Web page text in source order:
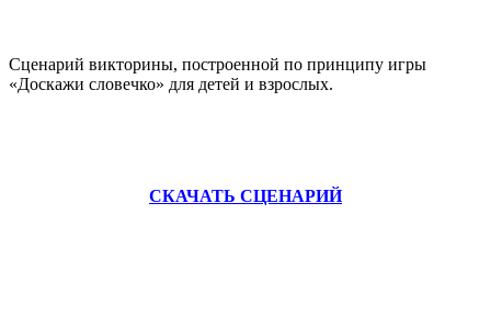
Сценарий викторины, построенной по принципу игры
«Доскажи словечко» для детей и взрослых.
СКАЧАТЬ СЦЕНАРИЙ